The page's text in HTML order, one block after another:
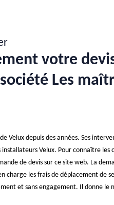
votre
Les
Velux depuis des années. Ses
Velux. Pour connaître les
de devis sur ce site web. La
charge les frais de déplacement de
et sans engagement. Il donne le